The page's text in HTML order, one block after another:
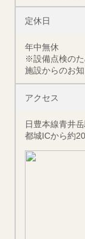
定休日
年中無休
※設備点検のた
施設からのお
アクセス
日豊本線青井
都城ICから約